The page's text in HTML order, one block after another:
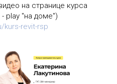
на странице курса
play "на доме")
kurs-revit-rsp